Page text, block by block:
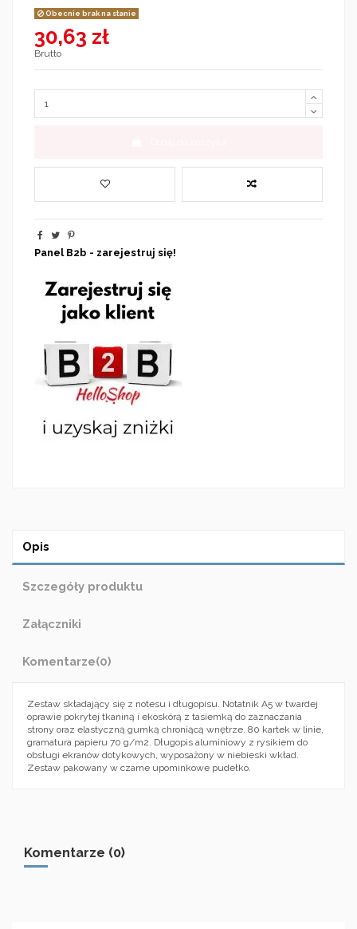
Obecnie brak na stanie
30,63 zł
Brutto
Panel B2b - zarejestruj się!
Opis
Szczegóły produktu
Załączniki
Komentarze(0)
Zestaw składający się z notesu i długopisu. Notatnik A5 w twardej
oprawie pokrytej tkaniną i ekoskórą z tasiemką do zaznaczania
strony oraz elastyczną gumką chroniącą wnętrze. 80 kartek w linie,
gramatura papieru 70 g/m2. Długopis aluminiowy z rysikiem do
obsługi ekranów dotykowych, wyposażony w niebieski wkład.
Zestaw pakowany w czarne upominkowe pudełko.
Komentarze (0)